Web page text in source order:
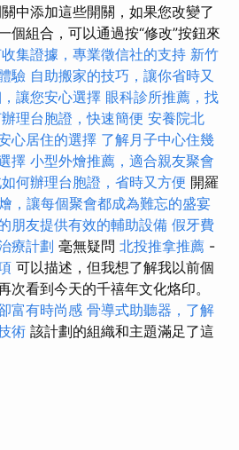
中添加這些開關，如果您改變了
個組合，可以通過按“修改”按鈕來
集證據，專業徵信社的支持 新竹
驗 自助搬家的技巧，讓你省時又
讓您安心選擇 眼科診所推薦，找
理台胞證，快速簡便 安養院北
心居住的選擇 了解月子中心住幾
擇 小型外燴推薦，適合親友聚會
何辦理台胞證，省時又方便 開羅
，讓每個聚會都成為難忘的盛宴
朋友提供有效的輔助設備 假牙費
療計劃 毫無疑問 北投推拿推薦 -
可以描述，但我想了解我以前個
次看到今天的千禧年文化烙印。
富有時尚感 骨導式助聽器，了解
術 該計劃的組織和主題滿足了這